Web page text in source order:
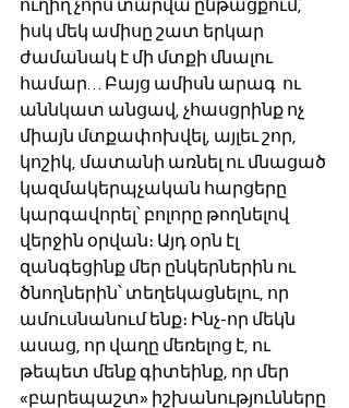
ուղիղ չորս տարվա ընթացքում,
իսկ մեկ ամիսը շատ երկար
ժամանակ է մի մտքի մնալու
համար… Բայց ամիսն արագ  ու
աննկատ անցավ, չհասցրինք ոչ
միայն մտքափոխվել, այլեւ շոր,
կոշիկ, մատանի առնել ու մնացած
կազմակերպչական հարցերը
կարգավորել՝ բոլորը թողնելով
վերջին օրվան։ Այդ օրն էլ
զանգեցինք մեր ընկերներին ու
ծնողներին՝ տեղեկացնելու, որ
ամուսնանում ենք։ Ինչ-որ մեկն
ասաց, որ վաղը մեռելոց է, ու
թեպետ մենք գիտեինք, որ մեր
«բարեպաշտ» իշխանությունները